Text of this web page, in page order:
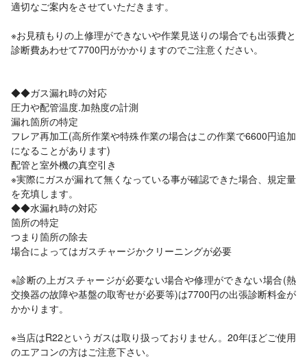
適切なご案内をさせていただきます。
※お見積もりの上修理ができないや作業見送りの場合でも出張費と
診断費あわせて7700円がかかりますのでご注意ください。
◆◆ガス漏れ時の対応
圧力や配管温度.加熱度の計測
漏れ箇所の特定
フレア再加工(高所作業や特殊作業の場合はこの作業で6600円追加
になることがあります)
配管と室外機の真空引き
※実際にガスが漏れて無くなっている事が確認できた場合、規定量
を充填します。
◆◆水漏れ時の対応
箇所の特定
つまり箇所の除去
場合によってはガスチャージかクリーニングが必要
※診断の上ガスチャージが必要ない場合や修理ができない場合(熱
交換器の故障や基盤の取寄せが必要等)は7700円の出張診断料金が
かかります。
※当店はR22というガスは取り扱っておりません。20年ほどご使用
のエアコンの方はご注意下さい。